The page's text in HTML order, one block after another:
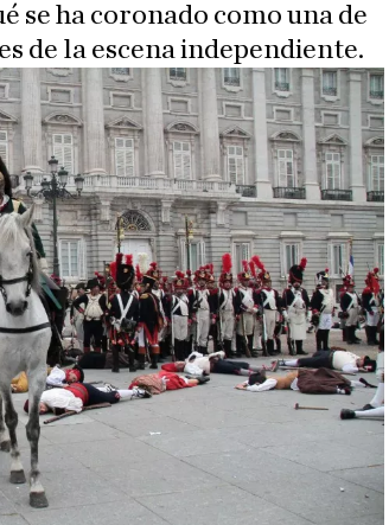
se ha coronado como una de
de la escena independiente.